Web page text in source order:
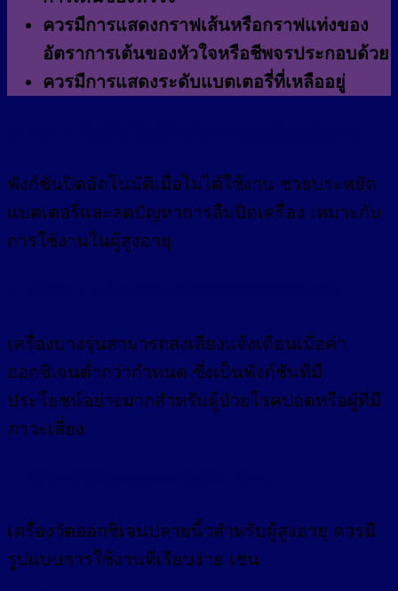
ควรมีการแสดงกราฟเส้นหรือกราฟแท่งของ
อัตราการเต้นของหัวใจหรือชีพจรประกอบด้วย
ควรมีการแสดงระดับแบตเตอรี่ที่เหลืออยู่
ฟังก์ชันปิดอัตโนมัติเมื่อไม่ได้ใช้งาน ช่วยประหยัด
แบตเตอรี่และลดปัญหาการลืมปิดเครื่อง เหมาะกับ
การใช้งานในผู้สูงอายุ
เครื่องบางรุ่นสามารถส่งเสียงแจ้งเตือนเมื่อค่า
ออกซิเจนต่ำกว่ากำหนด ซึ่งเป็นฟังก์ชันที่มี
ประโยชน์อย่างมากสำหรับผู้ป่วยโรคปอดหรือผู้ที่มี
ภาวะเสี่ยง
เครื่องวัดออกซิเจนปลายนิ้วสำหรับผู้สูงอายุ ควรมี
รูปแบบการใช้งานที่เรียบง่าย เช่น